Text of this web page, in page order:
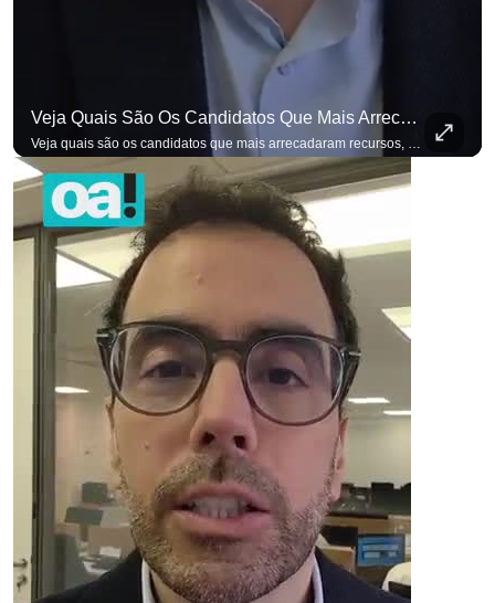
Veja Quais São Os Candidatos Que Mais Arrecadaram Recursos, Até Agora, Por Meio De Vaquinhas Eleito
Veja quais são os candidatos que mais arrecadaram recursos, até agora, por meio de vaquinhas eleitorais. #OAntagonista Se você busca informação com credibilidade, inscreva-se agora e ative o